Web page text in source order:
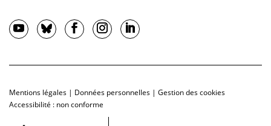
Mentions légales | Données personnelles | Gestion des cookies
Accessibilité : non conforme